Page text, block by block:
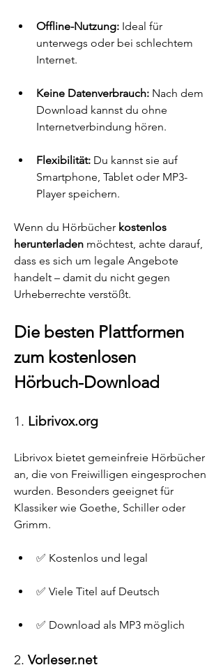
Offline-Nutzung: Ideal für
unterwegs oder bei schlechtem
Internet.
Keine Datenverbrauch: Nach dem
Download kannst du ohne
Internetverbindung hören.
Flexibilität: Du kannst sie auf
Smartphone, Tablet oder MP3-
Player speichern.
Wenn du Hörbücher kostenlos
herunterladen möchtest, achte darauf,
dass es sich um legale Angebote
handelt – damit du nicht gegen
Urheberrechte verstößt.
Die besten Plattformen
zum kostenlosen
Hörbuch-Download
1. Librivox.org
Librivox bietet gemeinfreie Hörbücher
an, die von Freiwilligen eingesprochen
wurden. Besonders geeignet für
Klassiker wie Goethe, Schiller oder
Grimm.
✅ Kostenlos und legal
✅ Viele Titel auf Deutsch
✅ Download als MP3 möglich
2. Vorleser.net